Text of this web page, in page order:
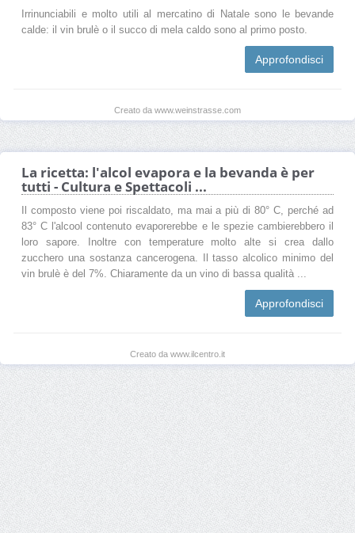
Irrinunciabili e molto utili al mercatino di Natale sono le bevande
calde: il vin brulè o il succo di mela caldo sono al primo posto.
Approfondisci
Creato da www.weinstrasse.com
La ricetta: l'alcol evapora e la bevanda è per
tutti - Cultura e Spettacoli ...
Il composto viene poi riscaldato, ma mai a più di 80° C, perché ad
83° C l'alcool contenuto evaporerebbe e le spezie cambierebbero il
loro sapore. Inoltre con temperature molto alte si crea dallo
zucchero una sostanza cancerogena. Il tasso alcolico minimo del
vin brulè è del 7%. Chiaramente da un vino di bassa qualità ...
Approfondisci
Creato da www.ilcentro.it